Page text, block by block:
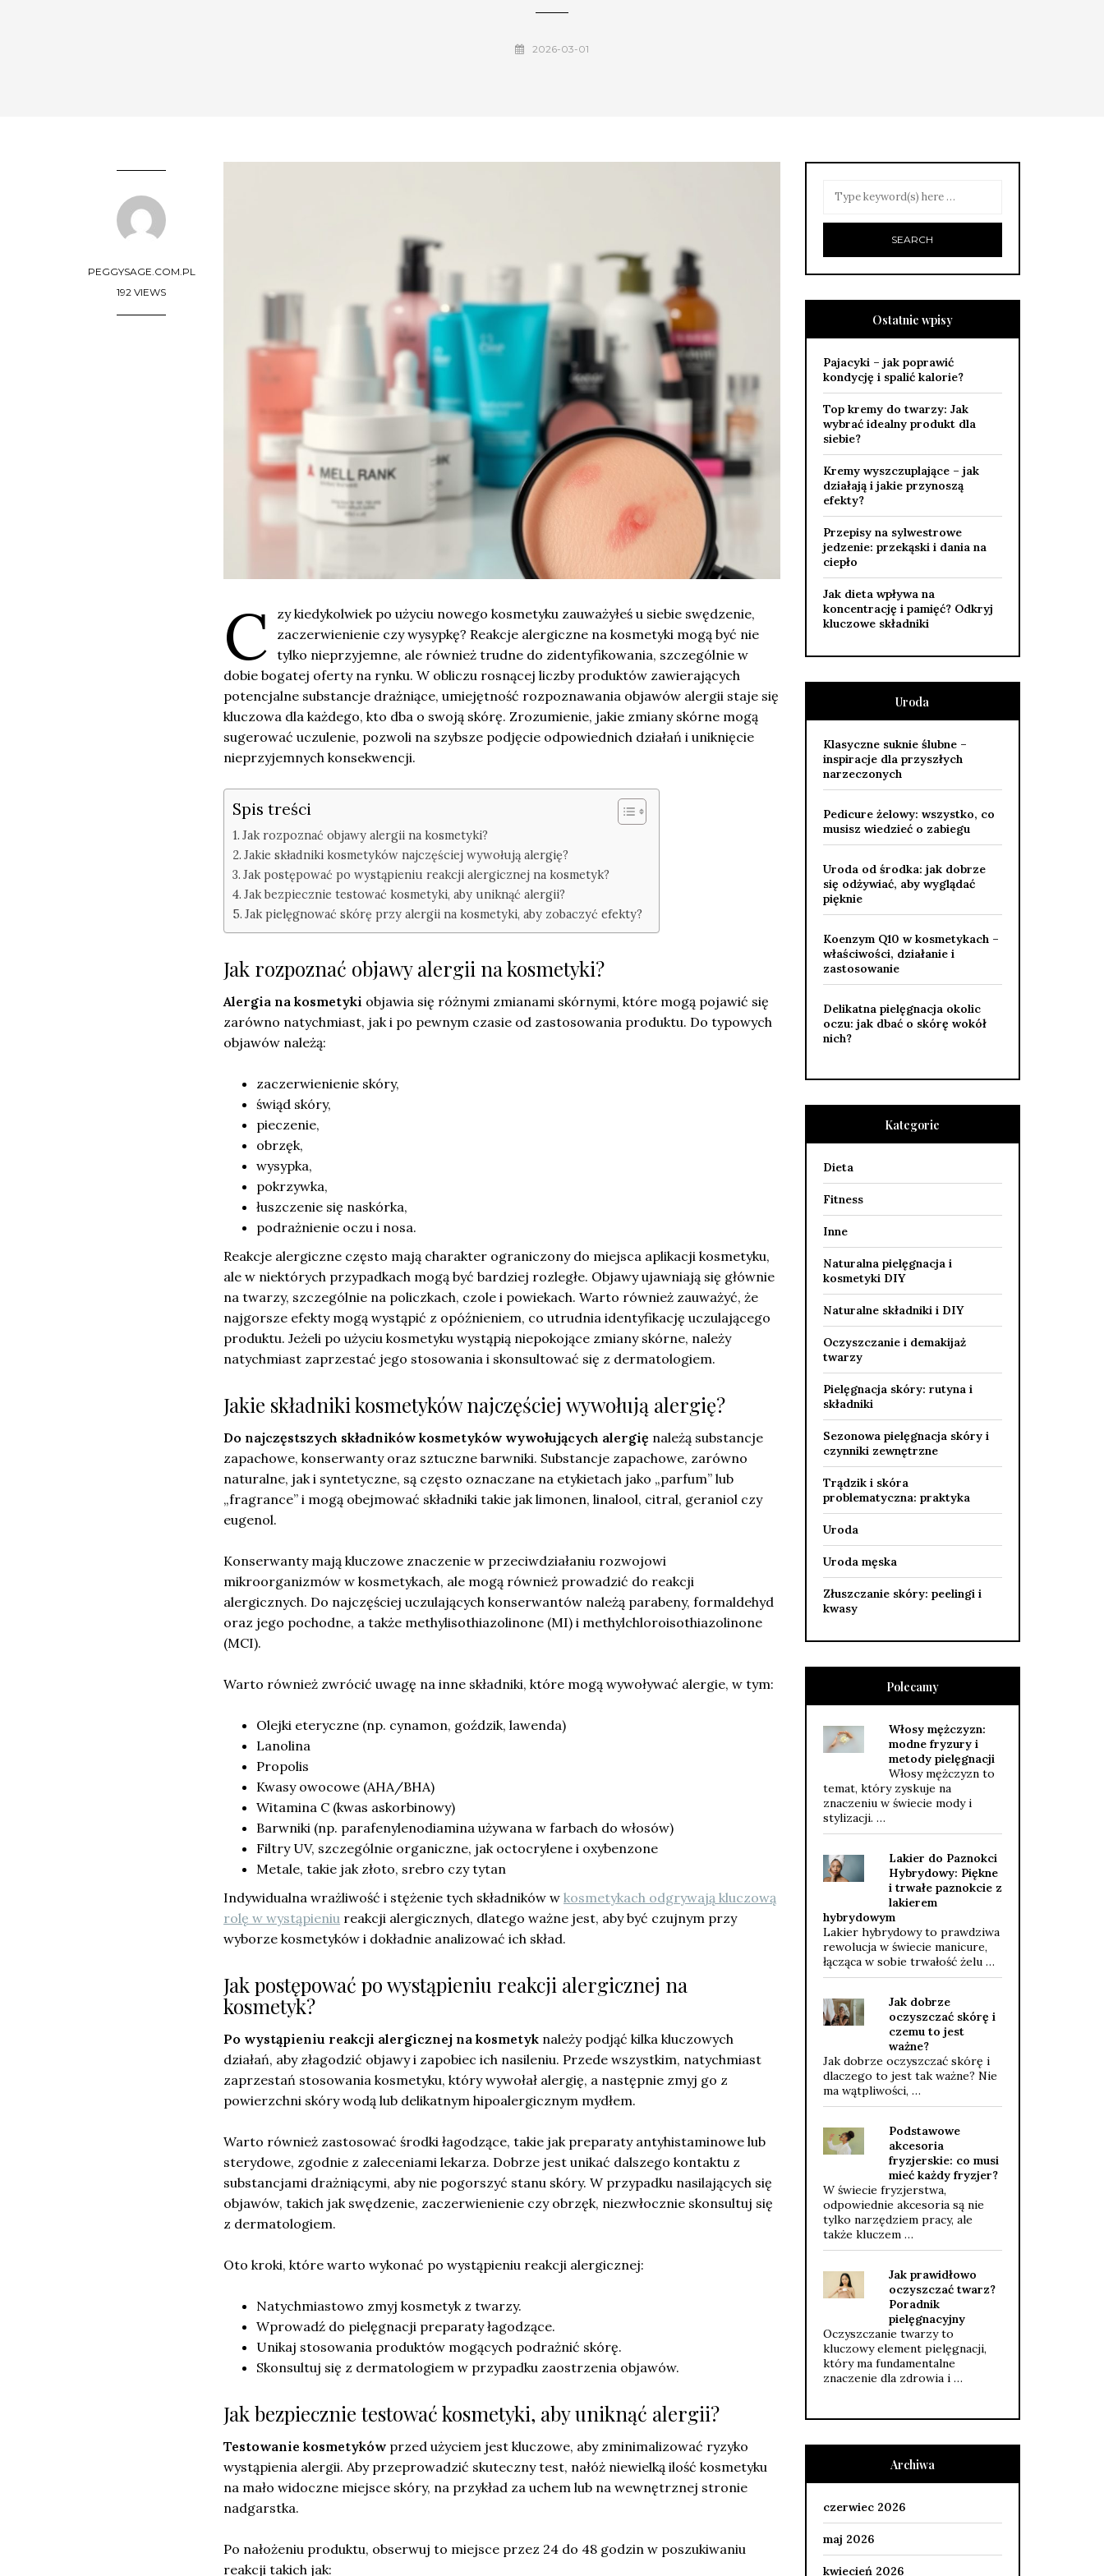
2026-03-01
PEGGYSAGE.COM.PL
192 VIEWS
C
zy kiedykolwiek po użyciu nowego kosmetyku zauważyłeś u siebie swędzenie,
zaczerwienienie czy wysypkę? Reakcje alergiczne na kosmetyki mogą być nie
tylko nieprzyjemne, ale również trudne do zidentyfikowania, szczególnie w
dobie bogatej oferty na rynku. W obliczu rosnącej liczby produktów zawierających
potencjalne substancje drażniące, umiejętność rozpoznawania objawów alergii staje się
kluczowa dla każdego, kto dba o swoją skórę. Zrozumienie, jakie zmiany skórne mogą
sugerować uczulenie, pozwoli na szybsze podjęcie odpowiednich działań i uniknięcie
nieprzyjemnych konsekwencji.
Spis treści
Jak rozpoznać objawy alergii na kosmetyki?
Jakie składniki kosmetyków najczęściej wywołują alergię?
Jak postępować po wystąpieniu reakcji alergicznej na kosmetyk?
Jak bezpiecznie testować kosmetyki, aby uniknąć alergii?
Jak pielęgnować skórę przy alergii na kosmetyki, aby zobaczyć efekty?
Jak rozpoznać objawy alergii na kosmetyki?
Alergia na kosmetyki objawia się różnymi zmianami skórnymi, które mogą pojawić się
zarówno natychmiast, jak i po pewnym czasie od zastosowania produktu. Do typowych
objawów należą:
zaczerwienienie skóry,
świąd skóry,
pieczenie,
obrzęk,
wysypka,
pokrzywka,
łuszczenie się naskórka,
podrażnienie oczu i nosa.
Reakcje alergiczne często mają charakter ograniczony do miejsca aplikacji kosmetyku,
ale w niektórych przypadkach mogą być bardziej rozległe. Objawy ujawniają się głównie
na twarzy, szczególnie na policzkach, czole i powiekach. Warto również zauważyć, że
najgorsze efekty mogą wystąpić z opóźnieniem, co utrudnia identyfikację uczulającego
produktu. Jeżeli po użyciu kosmetyku wystąpią niepokojące zmiany skórne, należy
natychmiast zaprzestać jego stosowania i skonsultować się z dermatologiem.
Jakie składniki kosmetyków najczęściej wywołują alergię?
Do najczęstszych składników kosmetyków wywołujących alergię należą substancje
zapachowe, konserwanty oraz sztuczne barwniki. Substancje zapachowe, zarówno
naturalne, jak i syntetyczne, są często oznaczane na etykietach jako „parfum” lub
„fragrance” i mogą obejmować składniki takie jak limonen, linalool, citral, geraniol czy
eugenol.
Konserwanty mają kluczowe znaczenie w przeciwdziałaniu rozwojowi
mikroorganizmów w kosmetykach, ale mogą również prowadzić do reakcji
alergicznych. Do najczęściej uczulających konserwantów należą parabeny, formaldehyd
oraz jego pochodne, a także methylisothiazolinone (MI) i methylchloroisothiazolinone
(MCI).
Warto również zwrócić uwagę na inne składniki, które mogą wywoływać alergie, w tym:
Olejki eteryczne (np. cynamon, goździk, lawenda)
Lanolina
Propolis
Kwasy owocowe (AHA/BHA)
Witamina C (kwas askorbinowy)
Barwniki (np. parafenylenodiamina używana w farbach do włosów)
Filtry UV, szczególnie organiczne, jak octocrylene i oxybenzone
Metale, takie jak złoto, srebro czy tytan
Indywidualna wrażliwość i stężenie tych składników w kosmetykach odgrywają kluczową
rolę w wystąpieniu reakcji alergicznych, dlatego ważne jest, aby być czujnym przy
wyborze kosmetyków i dokładnie analizować ich skład.
Jak postępować po wystąpieniu reakcji alergicznej na
kosmetyk?
Po wystąpieniu reakcji alergicznej na kosmetyk należy podjąć kilka kluczowych
działań, aby złagodzić objawy i zapobiec ich nasileniu. Przede wszystkim, natychmiast
zaprzestań stosowania kosmetyku, który wywołał alergię, a następnie zmyj go z
powierzchni skóry wodą lub delikatnym hipoalergicznym mydłem.
Warto również zastosować środki łagodzące, takie jak preparaty antyhistaminowe lub
sterydowe, zgodnie z zaleceniami lekarza. Dobrze jest unikać dalszego kontaktu z
substancjami drażniącymi, aby nie pogorszyć stanu skóry. W przypadku nasilających się
objawów, takich jak swędzenie, zaczerwienienie czy obrzęk, niezwłocznie skonsultuj się
z dermatologiem.
Oto kroki, które warto wykonać po wystąpieniu reakcji alergicznej:
Natychmiastowo zmyj kosmetyk z twarzy.
Wprowadź do pielęgnacji preparaty łagodzące.
Unikaj stosowania produktów mogących podrażnić skórę.
Skonsultuj się z dermatologiem w przypadku zaostrzenia objawów.
Jak bezpiecznie testować kosmetyki, aby uniknąć alergii?
Testowanie kosmetyków przed użyciem jest kluczowe, aby zminimalizować ryzyko
wystąpienia alergii. Aby przeprowadzić skuteczny test, nałóż niewielką ilość kosmetyku
na mało widoczne miejsce skóry, na przykład za uchem lub na wewnętrznej stronie
nadgarstka.
Po nałożeniu produktu, obserwuj to miejsce przez 24 do 48 godzin w poszukiwaniu
reakcji takich jak:
Ostatnie wpisy
Pajacyki – jak poprawić
kondycję i spalić kalorie?
Top kremy do twarzy: Jak
wybrać idealny produkt dla
siebie?
Kremy wyszczuplające – jak
działają i jakie przynoszą
efekty?
Przepisy na sylwestrowe
jedzenie: przekąski i dania na
ciepło
Jak dieta wpływa na
koncentrację i pamięć? Odkryj
kluczowe składniki
Uroda
Klasyczne suknie ślubne –
inspiracje dla przyszłych
narzeczonych
Pedicure żelowy: wszystko, co
musisz wiedzieć o zabiegu
Uroda od środka: jak dobrze
się odżywiać, aby wyglądać
pięknie
Koenzym Q10 w kosmetykach –
właściwości, działanie i
zastosowanie
Delikatna pielęgnacja okolic
oczu: jak dbać o skórę wokół
nich?
Kategorie
Dieta
Fitness
Inne
Naturalna pielęgnacja i
kosmetyki DIY
Naturalne składniki i DIY
Oczyszczanie i demakijaż
twarzy
Pielęgnacja skóry: rutyna i
składniki
Sezonowa pielęgnacja skóry i
czynniki zewnętrzne
Trądzik i skóra
problematyczna: praktyka
Uroda
Uroda męska
Złuszczanie skóry: peelingi i
kwasy
Polecamy
Włosy mężczyzn:
modne fryzury i
metody pielęgnacji
Włosy mężczyzn to
temat, który zyskuje na
znaczeniu w świecie mody i
stylizacji. …
Lakier do Paznokci
Hybrydowy: Piękne
i trwałe paznokcie z
lakierem
hybrydowym
Lakier hybrydowy to prawdziwa
rewolucja w świecie manicure,
łącząca w sobie trwałość żelu …
Jak dobrze
oczyszczać skórę i
czemu to jest
ważne?
Jak dobrze oczyszczać skórę i
dlaczego to jest tak ważne? Nie
ma wątpliwości, …
Podstawowe
akcesoria
fryzjerskie: co musi
mieć każdy fryzjer?
W świecie fryzjerstwa,
odpowiednie akcesoria są nie
tylko narzędziem pracy, ale
także kluczem …
Jak prawidłowo
oczyszczać twarz?
Poradnik
pielęgnacyjny
Oczyszczanie twarzy to
kluczowy element pielęgnacji,
który ma fundamentalne
znaczenie dla zdrowia i …
Archiwa
czerwiec 2026
maj 2026
kwiecień 2026